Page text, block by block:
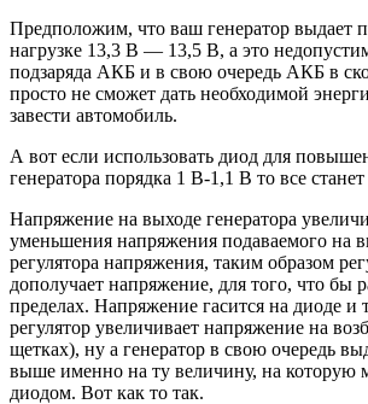
Предположим, что ваш генератор выдает
нагрузке 13,3 В — 13,5 В, а это
подзаряда АКБ и в свою очередь АКБ в
просто не сможет дать необходимой
завести автомобиль.
А вот если использовать диод для
генератора порядка 1 В-1,1 В то все
Напряжение на выходе генератора
уменьшения напряжения подаваемого на
регулятора напряжения, таким образом
дополучает напряжение, для того, что бы
пределах. Напряжение гасится на диоде и
регулятор увеличивает напряжение на
щетках), ну а генератор в свою очередь
выше именно на ту величину, на которую
диодом. Вот как то так.